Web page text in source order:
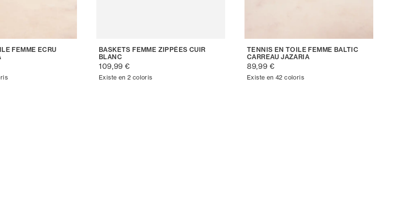
FEMME ECRU
BASKETS FEMME ZIPPÉES CUIR
BLANC
109,99 €
Existe en 2 coloris
TENNIS EN TOILE FEMME BALTIC
CARREAU JAZARIA
89,99 €
Existe en 42 coloris